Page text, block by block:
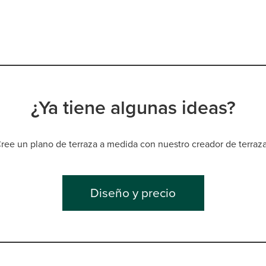
¿Ya tiene algunas ideas?
un plano de terraza a medida con nuestro creador de
Diseño y precio